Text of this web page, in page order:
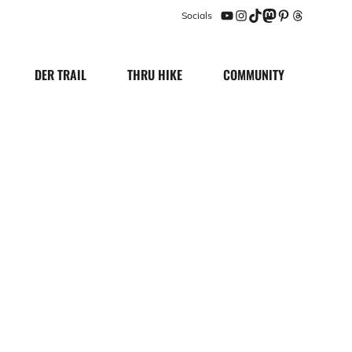
Socials
YouTube
Instagram
TikTok
Mastodon
Pinterest
Threads
DER TRAIL THRU HIKE COMMUNITY